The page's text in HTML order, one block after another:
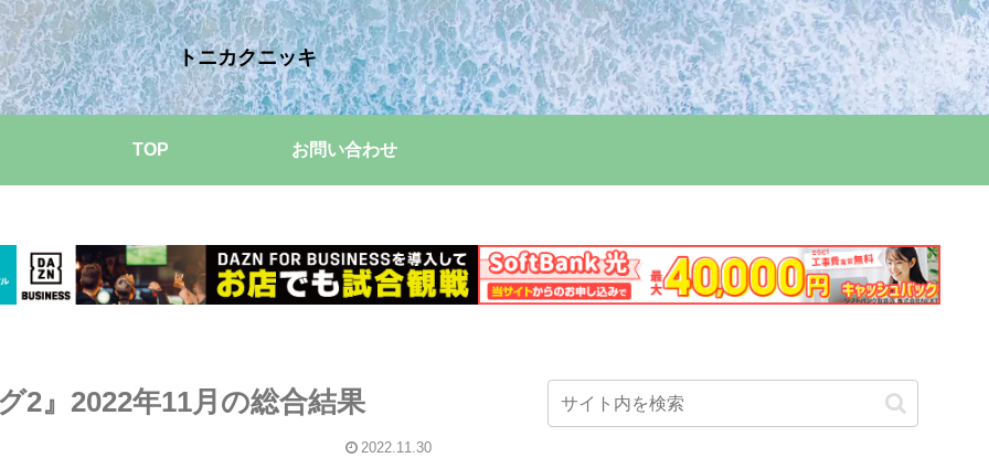
トニカクニッキ
TOP お問い合わせ
2』2022年11月の総合結果
2022.11.30